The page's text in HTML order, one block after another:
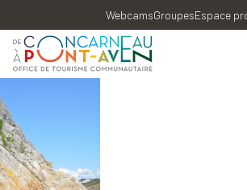
WebcamsGroupesEspace